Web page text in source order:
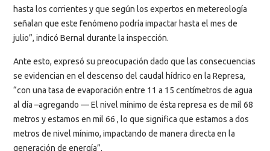
hasta los corrientes y que según los expertos en metereología
señalan que este fenómeno podría impactar hasta el mes de
julio”, indicó Bernal durante la inspección.
Ante esto, expresó su preocupación dado que las consecuencias
se evidencian en el descenso del caudal hídrico en la Represa,
“con una tasa de evaporación entre 11 a 15 centímetros de agua
al día –agregando — El nivel mínimo de ésta represa es de mil 68
metros y estamos en mil 66 , lo que significa que estamos a dos
metros de nivel mínimo, impactando de manera directa en la
generación de energía”.